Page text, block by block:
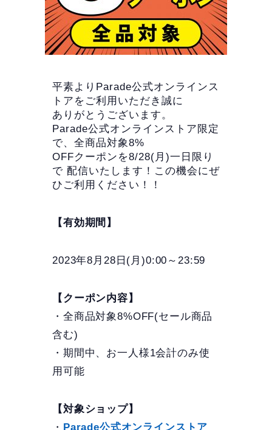
平素よりParade公式オンラインス
トアをご利用いただき誠に
ありがとうございます。
Parade公式オンラインストア限定
で、全商品対象8%
OFFクーポンを8/28(月)一日限り
で 配信いたします！この機会にぜ
ひご利用ください！！
【有効期間】
2023年8月28日(月)0:00～23:59
【クーポン内容】
・全商品対象8%OFF(セール商品
含む)
・期間中、お一人様1会計のみ使
用可能
【対象ショップ】
・ Parade公式オンラインストア